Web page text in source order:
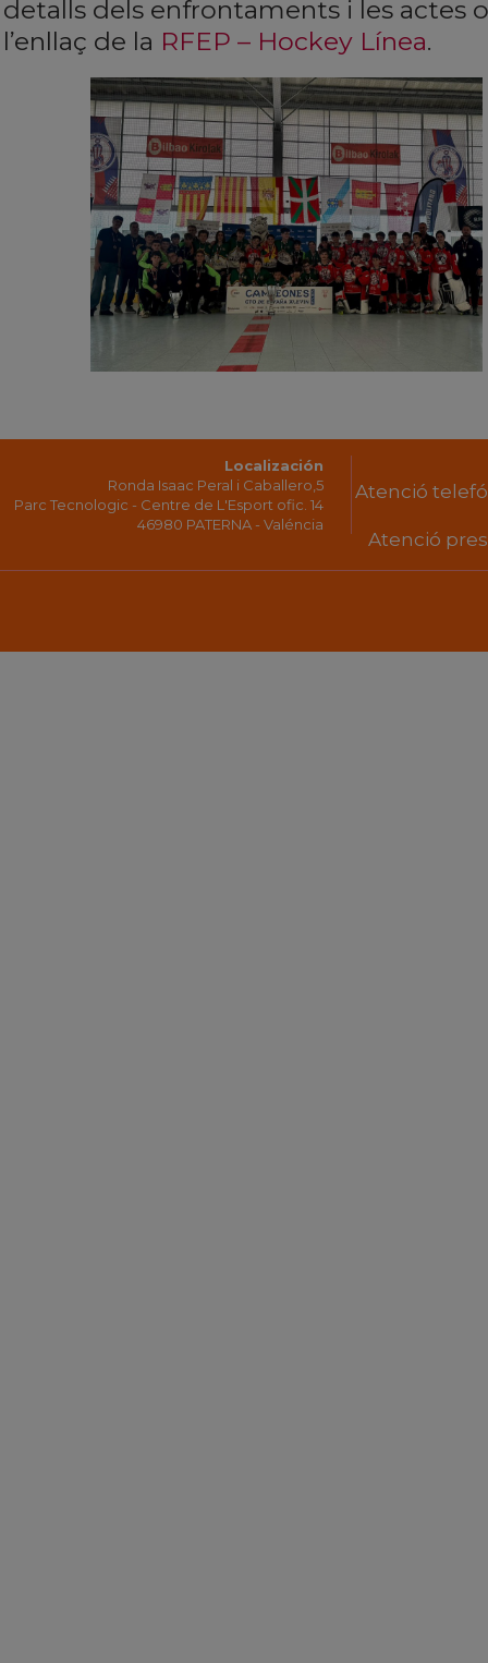
detalls dels enfrontaments i les actes
l’enllaç de la RFEP – Hockey Línea.
Localización
Ronda Isaac Peral i Caballero,5
Parc Tecnologic - Centre de L'Esport ofic. 14
46980 PATERNA - Valéncia
Atenció
Atenció